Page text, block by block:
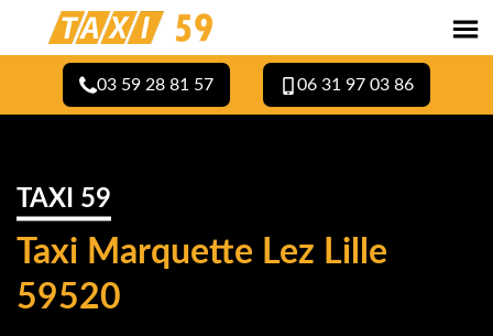
03 59 28 81 57 06 31 97 03 86
TAXI 59
Taxi Marquette Lez Lille
59520